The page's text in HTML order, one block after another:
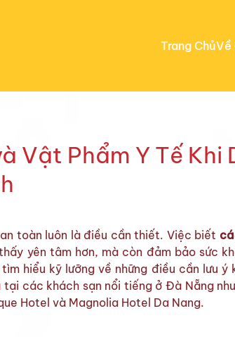
Trang ChủVề
Vật Phẩm Y Tế Khi
toàn luôn là điều cần thiết. Việc biết
yên tâm hơn, mà còn đảm bảo sức
hiểu kỹ lưỡng về những điều cần lưu ý
các khách sạn nổi tiếng ở Đà Nẵng
Hotel và Magnolia Hotel Da Nang.